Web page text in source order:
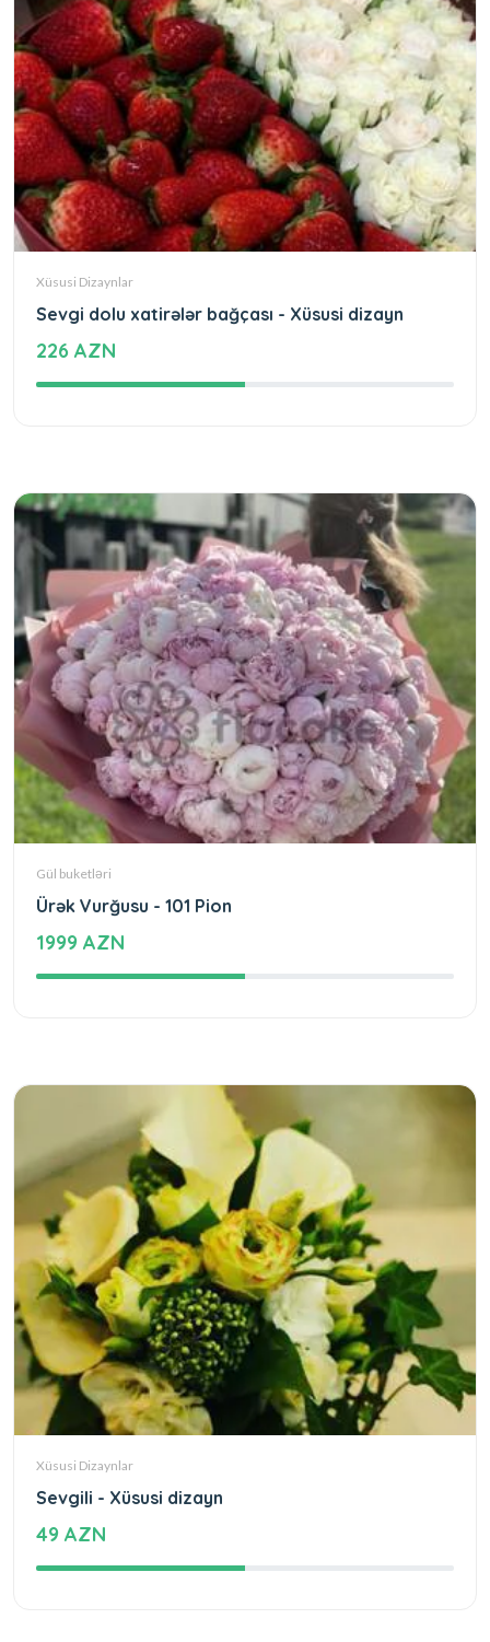
Xüsusi Dizaynlar
Sevgi dolu xatirələr bağçası - Xüsusi dizayn
226 AZN
Gül buketləri
Ürək Vurğusu - 101 Pion
1999 AZN
Xüsusi Dizaynlar
Sevgili - Xüsusi dizayn
49 AZN